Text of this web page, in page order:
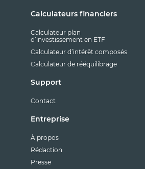
Calculateurs financiers
Calculateur plan
d’investissement en ETF
Calculateur d’intérêt composés
Calculateur de rééquilibrage
Support
Contact
Entreprise
À propos
Rédaction
Presse